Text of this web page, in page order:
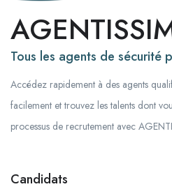
Tous les agents de sécurité
Accédez rapidement à des agents
facilement et trouvez les talents dont
processus de recrutement avec
Candidats